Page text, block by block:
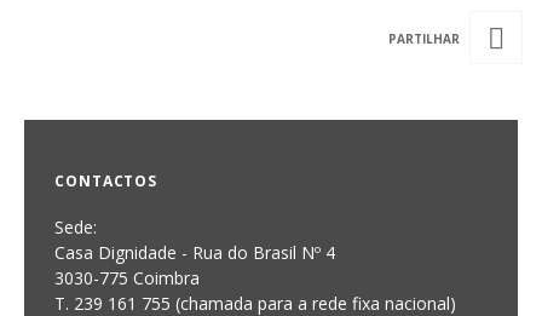
CONTACTOS
Sede:
Casa Dignidade - Rua do Brasil Nº 4
3030-775 Coimbra
T. 239 161 755 (chamada para a rede fixa nacional)